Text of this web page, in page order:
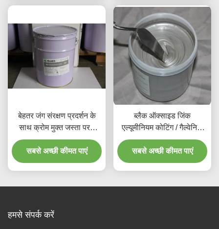
बेहतर जंग संरक्षण प्रदर्शन के
साथ क्रोम मुक्त जस्ता परत
कोटिंग
सबसे अच्छी कीमत पाएं
ब्लैक ऑक्साइड जिंक
एल्यूमीनियम कोटिंग / गैल्वेनिक
व्हाइट पैशन जस्ता चढ़ाना
सबसे अच्छी कीमत पाएं
हमसे संपर्क करें